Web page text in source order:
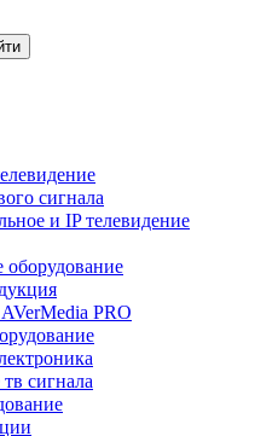
сигнала
и IP телевидение
PRO
сигнала